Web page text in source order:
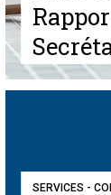
SERVICES -